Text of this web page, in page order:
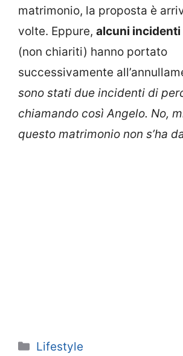
matrimonio, la proposta è
volte. Eppure, alcuni
(non chiariti) hanno portato
successivamente
sono stati due incidenti di
chiamando così Angelo. No,
questo matrimonio non s’ha
Categorie
Lifestyle